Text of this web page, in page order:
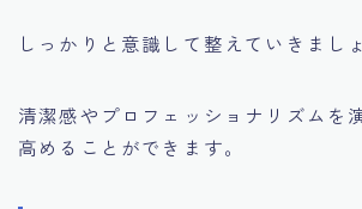
しっかりと意識して整えていきまし
清潔感やプロフェッショナリズムを
高めることができます。